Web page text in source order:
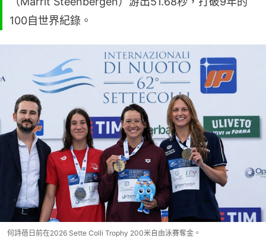
100自世界紀錄。
何詩蓓日前在2026 Sette Colli Trophy 200米自由泳賽奪金。